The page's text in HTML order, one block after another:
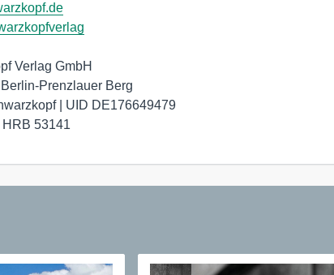
Verlag GmbH
Prenzlauer Berg
| UID DE176649479
53141